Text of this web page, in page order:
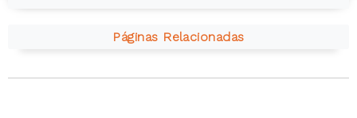
Páginas Relacionadas